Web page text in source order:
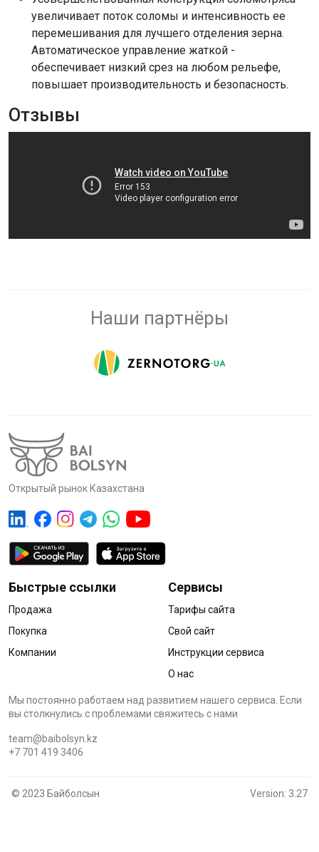
увеличивает поток соломы и интенсивность ее
перемешивания для лучшего отделения зерна.
Автоматическое управление жаткой -
обеспечивает низкий срез на любом рельефе,
повышает производительность и безопасность.
Отзывы
Наши партнёры
Открытый рынок Казахстана
Быстрые ссылки
Продажа
Покупка
Компании
Сервисы
Тарифы сайта
Свой сайт
Инструкции сервиса
О нас
Мы постоянно работаем над развитием нашего сервиса. Если
вы столкнулись с проблемами cвяжитесь с нами
team@baibolsyn.kz
+7 701 419 3406
© 2023 Байболсын Version: 3.27